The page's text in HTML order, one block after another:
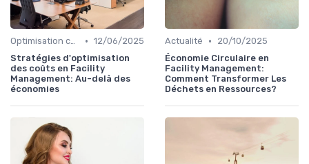
Optimisation coûts • 12/06/2025
Stratégies d'optimisation
des coûts en Facility
Management: Au-delà des
économies
Actualité •
20/10/2025
Économie Circulaire en
Facility Management:
Comment Transformer Les
Déchets en Ressources?